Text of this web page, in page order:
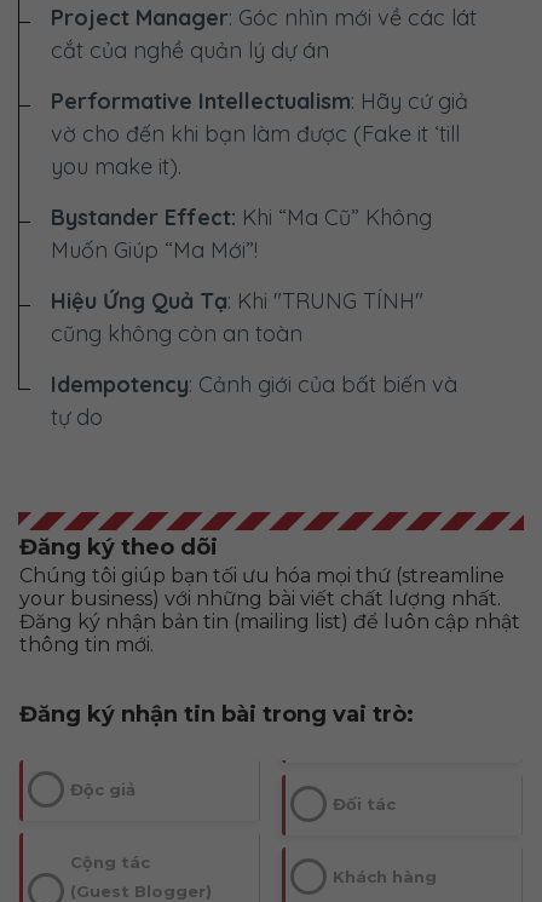
Project Manager: Góc nhìn mới về các lát
cắt của nghề quản lý dự án
Performative Intellectualism: Hãy cứ giả
vờ cho đến khi bạn làm được (Fake it ‘till
you make it).
Bystander Effect: Khi “Ma Cũ” Không
Muốn Giúp “Ma Mới”!
Hiệu Ứng Quả Tạ: Khi "TRUNG TÍNH"
cũng không còn an toàn
Idempotency: Cảnh giới của bất biến và
tự do
Đăng ký theo dõi
Chúng tôi giúp bạn tối ưu hóa mọi thứ (streamline
your business) với những bài viết chất lượng nhất.
Đăng ký nhận bản tin (mailing list) để luôn cập nhật
thông tin mới.
Đăng ký nhận tin bài trong vai trò:
Độc giả
Cộng tác
(Guest Blogger)
Đối tác
Khách hàng